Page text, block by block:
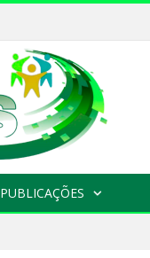
PUBLICAÇÕES